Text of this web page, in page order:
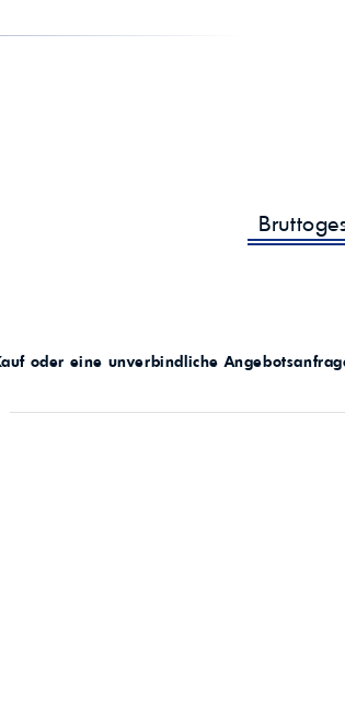
oder eine unverbindliche